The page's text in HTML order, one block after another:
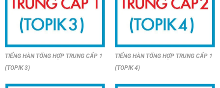
TIẾNG HÀN TỔNG HỢP TRUNG CẤP 1
(TOPIK 3)
TIẾNG HÀN TỔNG HỢP TRUNG CẤP 1
(TOPIK 4)